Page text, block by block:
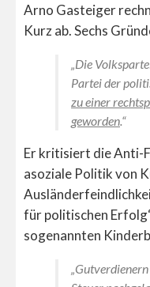
Arno Gasteiger
Kurz ab. Sechs
„Die
Partei der
zu einer
geworden.“
Er kritisiert die Anti-
asoziale Politik von
für politischen
sogenannten